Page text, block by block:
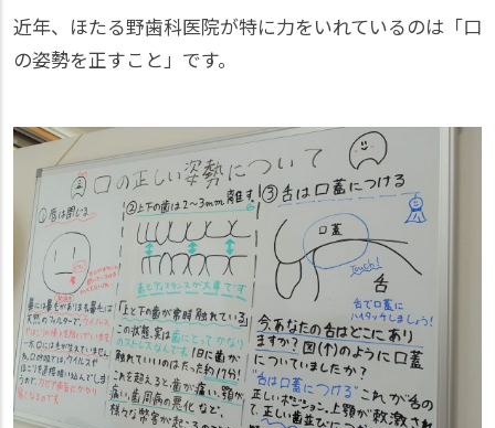
近年、ほたる野歯科医院が特に力をいれているのは「口
の姿勢を正すこと」です。